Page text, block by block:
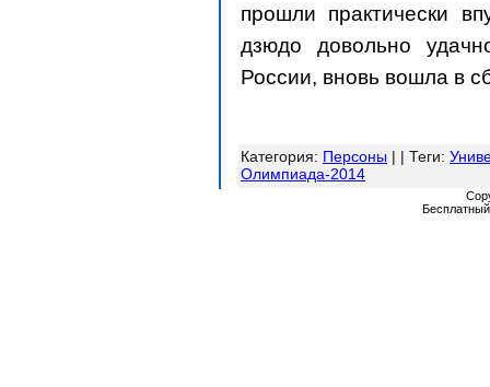
прошли практически
дзюдо довольно
России, вновь вошла в
Категория: Персоны | | Теги:
Олимпиада-2014